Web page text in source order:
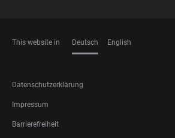
This website in Deutsch English
FOOTER
LEGAL
Datenschutzerklärung
Impressum
Barrierefreiheit